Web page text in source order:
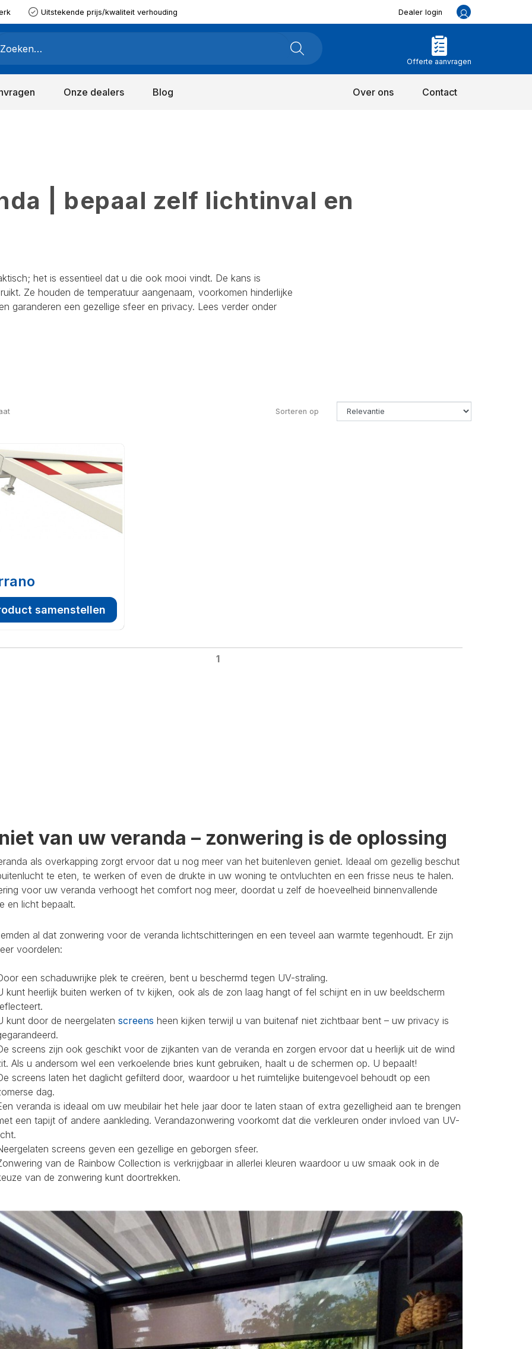
Uitstekende prijs/kwaliteit verhouding Dealer login
Offerte aanvragen
Onze dealers Blog Over ons Contact
| bepaal zelf lichtinval en
het is essentieel dat u die ook mooi vindt. De kans is
Ze houden de temperatuur aangenaam, voorkomen hinderlijke
garanderen een gezellige sfeer en privacy. Lees verder onder
Sorteren op
samenstellen
1
van uw veranda – zonwering is de oplossing
als overkapping zorgt ervoor dat u nog meer van het buitenleven geniet. Ideaal om gezellig beschut
te eten, te werken of even de drukte in uw woning te ontvluchten en een frisse neus te halen.
voor uw veranda verhoogt het comfort nog meer, doordat u zelf de hoeveelheid binnenvallende
en licht bepaalt.
al dat zonwering voor de veranda lichtschitteringen en een teveel aan warmte tegenhoudt. Er zijn
voordelen:
een schaduwrijke plek te creëren, bent u beschermd tegen UV-straling.
kunt heerlijk buiten werken of tv kijken, ook als de zon laag hangt of fel schijnt en in uw beeldscherm
kunt door de neergelaten screens heen kijken terwijl u van buitenaf niet zichtbaar bent – uw privacy is
screens zijn ook geschikt voor de zijkanten van de veranda en zorgen ervoor dat u heerlijk uit de wind
Als u andersom wel een verkoelende bries kunt gebruiken, haalt u de schermen op. U bepaalt!
screens laten het daglicht gefilterd door, waardoor u het ruimtelijke buitengevoel behoudt op een
dag.
veranda is ideaal om uw meubilair het hele jaar door te laten staan of extra gezelligheid aan te brengen
een tapijt of andere aankleding. Verandazonwering voorkomt dat die verkleuren onder invloed van UV-
screens geven een gezellige en geborgen sfeer.
van de Rainbow Collection is verkrijgbaar in allerlei kleuren waardoor u uw smaak ook in de
van de zonwering kunt doortrekken.